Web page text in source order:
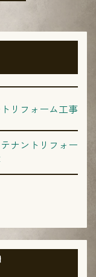
リフォーム工事
ナントリフォー